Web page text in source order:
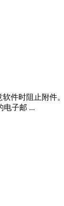
件时阻止附件
电子邮 ...